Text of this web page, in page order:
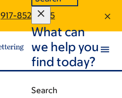
917-852-0575
What can
we help you
find today?
Search